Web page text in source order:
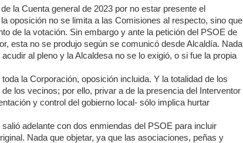
la Cuenta general de 2023 por no estar presente el
oposición no se limita a las Comisiones al respecto, sino que
de la votación. Sin embargo y ante la petición del PSOE de
esta no se produjo según se comunicó desde Alcaldía. Nada
al pleno y la Alcaldesa no se lo exigió, o si fue la propia
la Corporación, oposición incluida. Y la totalidad de los
los vecinos; por ello, privar a de la presencia del Interventor
y control del gobierno local- sólo implica hurtar
adelante con dos enmiendas del PSOE para incluir
Nada que objetar, ya que las asociaciones, peñas y